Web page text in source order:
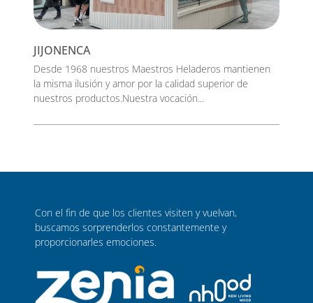
JIJONENCA
Desde 1968 nuestros Maestros Heladeros mantienen
la misma ilusión y amor por la calidad superior de
nuestros productos.Nuestra vocación...
Con el fin de que los clientes visiten y vuelvan,
buscamos sorprenderlos constantemente y
proporcionarles emociones.